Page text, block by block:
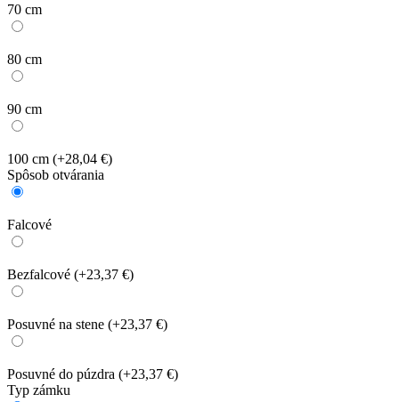
70 cm
80 cm
90 cm
100 cm (+28,04 €)
Spôsob otvárania
Falcové
Bezfalcové (+23,37 €)
Posuvné na stene (+23,37 €)
Posuvné do púzdra (+23,37 €)
Typ zámku